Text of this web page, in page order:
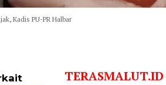
Kadis PU-PR Halbar
TERASMALUT.ID